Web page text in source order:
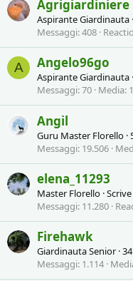
Agrigiardiniere
Aspirante Giardinauta ·
Messaggi 408
A Angelo96go
Aspirante Giardinauta ·
Messaggi 70 Media 1
Angil
Guru Master Florello ·
Messaggi 19.506
elena_11293
Master Florello ·
Messaggi 11.280
Firehawk
Giardinauta Senior ·34
Messaggi 1.114